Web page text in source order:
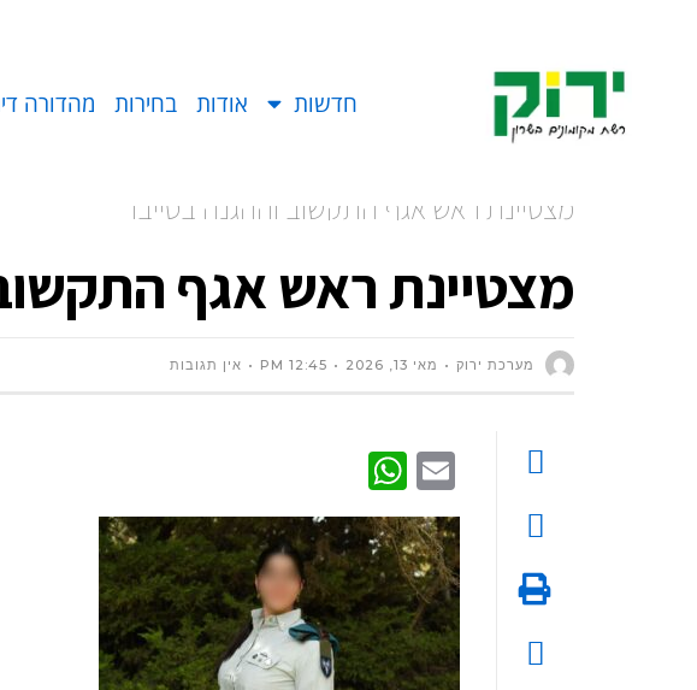
חדשות אודות בחירות מהדורה
מצטיינת ראש אגף התקשוב וההגנה בסייבר
מצטיינת ראש אגף
מערכת ירוק מאי 13, 2026 12:45 PM אין תגובות
Email